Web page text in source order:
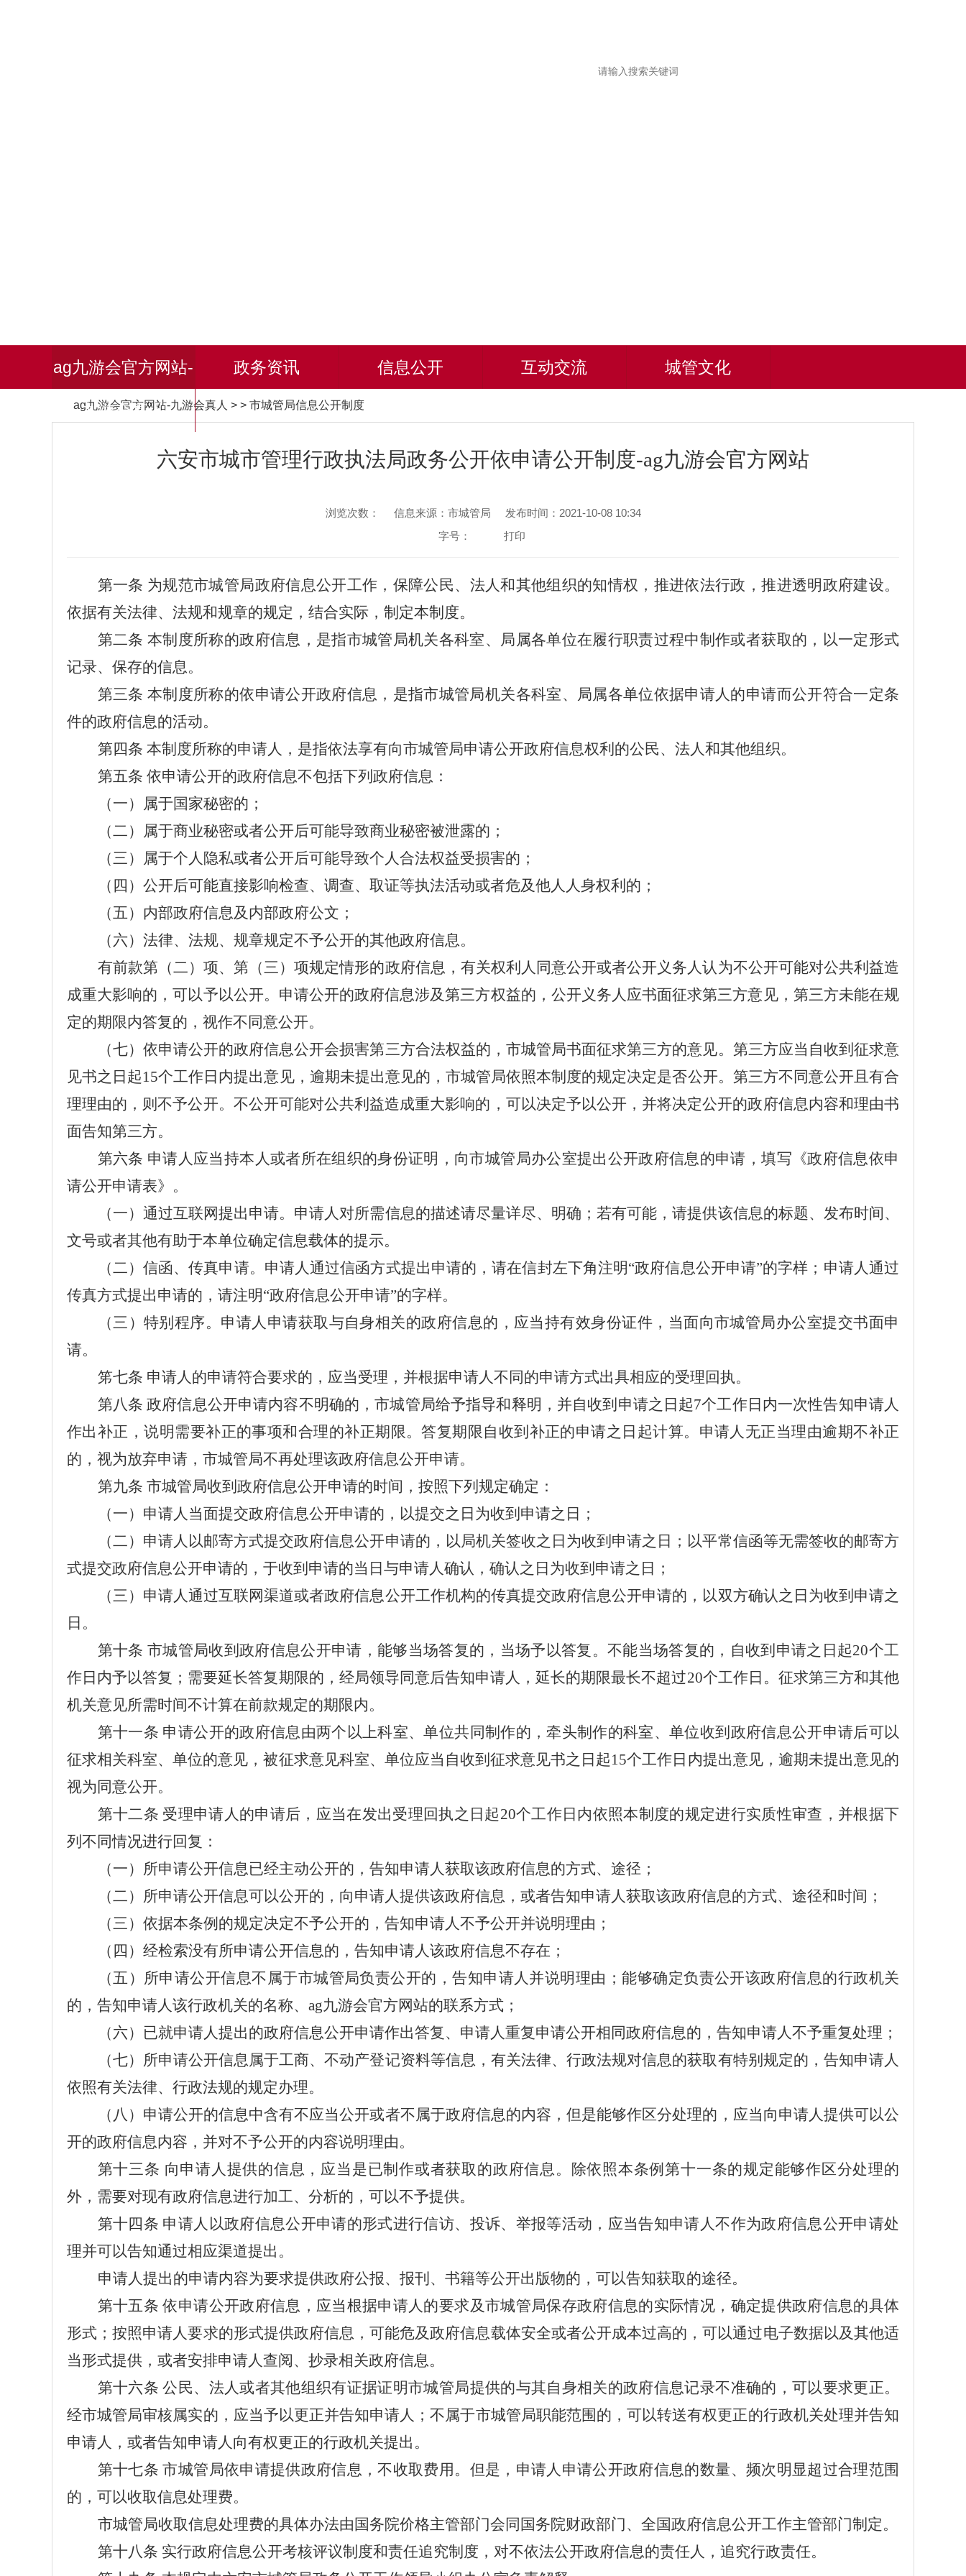
ag九游会官方网站-
九游会真人
政务资讯 信息公开 互动交流 城管文化
ag九游会官方网站-九游会真人 > > 市城管局信息公开制度
六安市城市管理行政执法局政务公开依申请公开制度-ag九游会官方网站
浏览次数： 信息来源：市城管局
发布时间：2021-10-08 10:34
字号：
打印
第一条 为规范市城管局政府信息公开工作，保障公民、法人和其他组织的知情权，推进依法行政，推进透明政府建设。
依据有关法律、法规和规章的规定，结合实际，制定本制度。
第二条 本制度所称的政府信息，是指市城管局机关各科室、局属各单位在履行职责过程中制作或者获取的，以一定形式
记录、保存的信息。
第三条 本制度所称的依申请公开政府信息，是指市城管局机关各科室、局属各单位依据申请人的申请而公开符合一定条
件的政府信息的活动。
第四条 本制度所称的申请人，是指依法享有向市城管局申请公开政府信息权利的公民、法人和其他组织。
第五条 依申请公开的政府信息不包括下列政府信息 ：
（一）属于国家秘密的；
（二）属于商业秘密或者公开后可能导致商业秘密被泄露的；
（三）属于个人隐私或者公开后可能导致个人合法权益受损害的；
（四） 公开后可能直接影响检查、调查、取证等执法活动或者危及他人人身权利的；
（五）内部政府信息及内部政府公文；
（六）法律、法规、规章规定不予公开的其他政府信息。
有前款第（二）项、第（三）项规定情形的政府信息，有关权利人同意公开或者公开义务人认为不公开可能对公共利益造
成重大影响的，可以予以公开。申请公开的政府信息涉及第三方权益的，公开义务人应书面征求第三方意见，第三方未能在规
定的期限内答复的，视作不同意公开。
（七） 依申请公开的政府信息公开会损害第三方合法权益的，市城管局书面征求第三方的意见。第三方应当自收到征求意
见书之日起15个工作日内提出意见，逾期未提出意见的，市城管局依照本制度的规定决定是否公开。第三方不同意公开且有合
理理由的，则不予公开。不公开可能对公共利益造成重大影响的，可以决定予以公开，并将决定公开的政府信息内容和理由书
面告知第三方。
第六条 申请人应当持本人或者所在组织的身份证明，向市城管局办公室提出公开政府信息的申请 ，填写《政府信息依申
请公开申请表》。
（一）通过互联网提出申请。申请人对所需信息的描述请尽量详尽、明确；若有可能，请提供该信息的标题、发布时间、
文号或者其他有助于本单位确定信息载体的提示。
（二）信函、传真申请。申请人通过信函方式提出申请的，请在信封左下角注明“政府信息公开申请”的字样；申请人通过
传真方式提出申请的，请注明“政府信息公开申请”的字样。
（三）特别程序。申请人申请获取与自身相关的政府信息的，应当持有效身份证件，当面向市城管局办公室提交书面申
请。
笫七条 申请人的申请符合要求的，应当受理，并根据申请人不同的申请方式出具相应的受理回执。
第八条 政府信息公开申请内容不明确的，市城管局给予指导和释明，并自收到申请之日起7个工作日内一次性告知申请人
作出补正，说明需要补正的事项和合理的补正期限。答复期限自收到补正的申请之日起计算。申请人无正当理由逾期不补正
的，视为放弃申请，市城管局不再处理该政府信息公开申请。
第九条 市城管局收到政府信息公开申请的时间，按照下列规定确定：
（一）申请人当面提交政府信息公开申请的，以提交之日为收到申请之日；
（二）申请人以邮寄方式提交政府信息公开申请的，以局机关签收之日为收到申请之日；以平常信函等无需签收的邮寄方
式提交政府信息公开申请的，于收到申请的当日与申请人确认，确认之日为收到申请之日；
（三）申请人通过互联网渠道或者政府信息公开工作机构的传真提交政府信息公开申请的，以双方确认之日为收到申请之
日。
第十条 市城管局收到政府信息公开申请，能够当场答复的，当场予以答复。不能当场答复的，自收到申请之日起20个工
作日内予以答复；需要延长答复期限的，经局领导同意后告知申请人，延长的期限最长不超过20个工作日。征求第三方和其他
机关意见所需时间不计算在前款规定的期限内。
第十一条 申请公开的政府信息由两个以上科室、单位共同制作的，牵头制作的科室、单位收到政府信息公开申请后可以
征求相关科室、单位的意见，被征求意见科室、单位应当自收到征求意见书之日起15个工作日内提出意见，逾期未提出意见的
视为同意公开。
第十二条 受理申请人的申请后，应当在发出受理回执之日起20个工作日内依照本制度的规定进行实质性审查，并根据下
列不同情况进行回复：
（一）所申请公开信息已经主动公开的，告知申请人获取该政府信息的方式、途径；
（二）所申请公开信息可以公开的，向申请人提供该政府信息，或者告知申请人获取该政府信息的方式、途径和时间；
（三）依据本条例的规定决定不予公开的，告知申请人不予公开并说明理由；
（四）经检索没有所申请公开信息的，告知申请人该政府信息不存在；
（五）所申请公开信息不属于市城管局负责公开的，告知申请人并说明理由；能够确定负责公开该政府信息的行政机关
的，告知申请人该行政机关的名称、ag九游会官方网站的联系方式；
（六）已就申请人提出的政府信息公开申请作出答复、申请人重复申请公开相同政府信息的，告知申请人不予重复处理；
（七）所申请公开信息属于工商、不动产登记资料等信息，有关法律、行政法规对信息的获取有特别规定的，告知申请人
依照有关法律、行政法规的规定办理。
（八） 申请公开的信息中含有不应当公开或者不属于政府信息的内容，但是能够作区分处理的，应当向申请人提供可以公
开的政府信息内容，并对不予公开的内容说明理由。
第十三条 向申请人提供的信息，应当是已制作或者获取的政府信息。除依照本条例第十一条的规定能够作区分处理的
外，需要对现有政府信息进行加工、分析的，可以不予提供。
第十四条 申请人以政府信息公开申请的形式进行信访、投诉、举报等活动，应当告知申请人不作为政府信息公开申请处
理并可以告知通过相应渠道提出。
申请人提出的申请内容为要求提供政府公报、报刊、书籍等公开出版物的，可以告知获取的途径。
第十五条 依申请公开政府信息，应当根据申请人的要求及市城管局保存政府信息的实际情况，确定提供政府信息的具体
形式；按照申请人要求的形式提供政府信息，可能危及政府信息载体安全或者公开成本过高的，可以通过电子数据以及其他适
当形式提供，或者安排申请人查阅、抄录相关政府信息。
第十六条 公民、法人或者其他组织有证据证明市城管局提供的与其自身相关的政府信息记录不准确的，可以要求更正。
经市城管局审核属实的，应当予以更正并告知申请人；不属于市城管局职能范围的，可以转送有权更正的行政机关处理并告知
申请人，或者告知申请人向有权更正的行政机关提出。
第十七条 市城管局依申请提供政府信息，不收取费用。但是，申请人申请公开政府信息的数量、频次明显超过合理范围
的，可以收取信息处理费。
市城管局收取信息处理费的具体办法由国务院价格主管部门会同国务院财政部门、全国政府信息公开工作主管部门制定。
第十八条 实行政府信息公开考核评议制度和责任追究制度，对不依法公开政府信息的责任人，追究行政责任。